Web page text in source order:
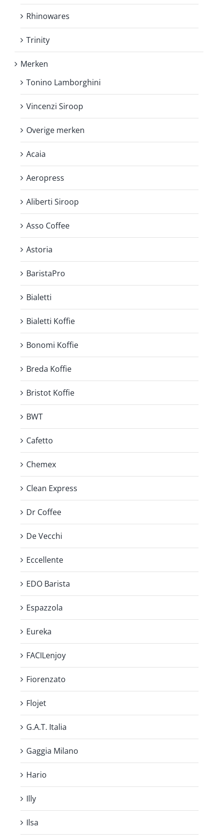
Rhinowares
Trinity
Merken
Tonino Lamborghini
Vincenzi Siroop
Overige merken
Acaia
Aeropress
Aliberti Siroop
Asso Coffee
Astoria
BaristaPro
Bialetti
Bialetti Koffie
Bonomi Koffie
Breda Koffie
Bristot Koffie
BWT
Cafetto
Chemex
Clean Express
Dr Coffee
De Vecchi
Eccellente
EDO Barista
Espazzola
Eureka
FACILenjoy
Fiorenzato
Flojet
G.A.T. Italia
Gaggia Milano
Hario
Illy
Ilsa